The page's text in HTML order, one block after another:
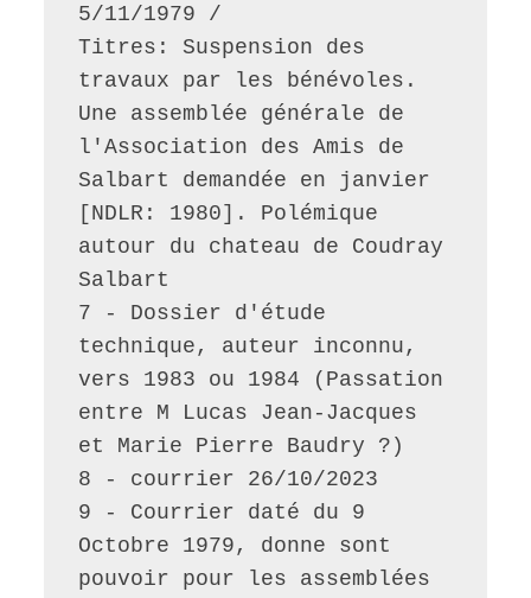
5/11/1979 /
Titres: Suspension des
travaux par les bénévoles.
Une assemblée générale de
l'Association des Amis de
Salbart demandée en janvier
[NDLR: 1980]. Polémique
autour du chateau de Coudray
Salbart
7 - Dossier d'étude
technique, auteur inconnu,
vers 1983 ou 1984 (Passation
entre M Lucas Jean-Jacques
et Marie Pierre Baudry ?)
8 - courrier 26/10/2023
9 - Courrier daté du 9
Octobre 1979, donne sont
pouvoir pour les assemblées